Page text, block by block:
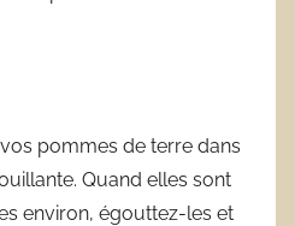
pommes de terre dans
Quand elles sont
environ, égouttez-les et